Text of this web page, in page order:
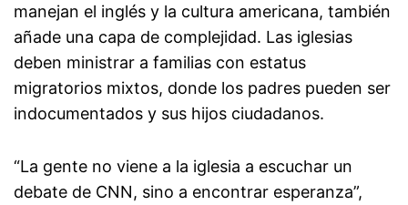
manejan el inglés y la cultura americana, también
añade una capa de complejidad. Las iglesias
deben ministrar a familias con estatus
migratorios mixtos, donde los padres pueden ser
indocumentados y sus hijos ciudadanos.
“La gente no viene a la iglesia a escuchar un
debate de CNN, sino a encontrar esperanza”,